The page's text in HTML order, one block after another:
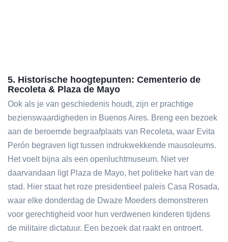
5. Historische hoogtepunten: Cementerio de
Recoleta & Plaza de Mayo
Ook als je van geschiedenis houdt, zijn er prachtige
bezienswaardigheden in Buenos Aires. Breng een bezoek
aan de beroemde begraafplaats van Recoleta, waar Evita
Perón begraven ligt tussen indrukwekkende mausoleums.
Het voelt bijna als een openluchtmuseum. Niet ver
daarvandaan ligt Plaza de Mayo, het politieke hart van de
stad. Hier staat het roze presidentieel paleis Casa Rosada,
waar elke donderdag de Dwaze Moeders demonstreren
voor gerechtigheid voor hun verdwenen kinderen tijdens
de militaire dictatuur. Een bezoek dat raakt en ontroert.